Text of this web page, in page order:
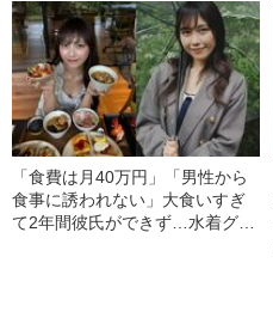
「食費は月40万円」「男性から
食事に誘われない」大食いすぎ
て2年間彼氏ができず…水着グラ